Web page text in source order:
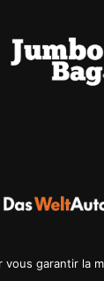
vous garantir la